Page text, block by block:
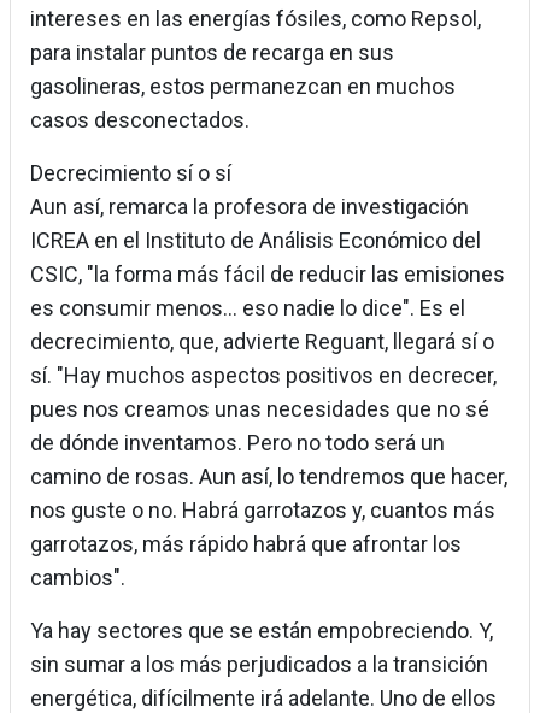
intereses en las energías fósiles, como Repsol,
para instalar puntos de recarga en sus
gasolineras, estos permanezcan en muchos
casos desconectados.
Decrecimiento sí o sí
Aun así, remarca la profesora de investigación
ICREA en el Instituto de Análisis Económico del
CSIC, "la forma más fácil de reducir las emisiones
es consumir menos... eso nadie lo dice". Es el
decrecimiento, que, advierte Reguant, llegará sí o
sí. "Hay muchos aspectos positivos en decrecer,
pues nos creamos unas necesidades que no sé
de dónde inventamos. Pero no todo será un
camino de rosas. Aun así, lo tendremos que hacer,
nos guste o no. Habrá garrotazos y, cuantos más
garrotazos, más rápido habrá que afrontar los
cambios".
Ya hay sectores que se están empobreciendo. Y,
sin sumar a los más perjudicados a la transición
energética, difícilmente irá adelante. Uno de ellos